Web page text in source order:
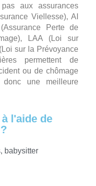
aux assurances
Viellesse), AI
Perte de
LAA (Loi sur
sur la Prévoyance
permettent de
ou de chômage
une meilleure
l'aide de
babysitter